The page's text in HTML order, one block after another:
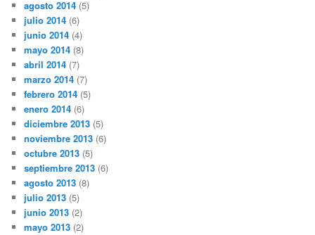
agosto 2014 (5)
julio 2014 (6)
junio 2014 (4)
mayo 2014 (8)
abril 2014 (7)
marzo 2014 (7)
febrero 2014 (5)
enero 2014 (6)
diciembre 2013 (5)
noviembre 2013 (6)
octubre 2013 (5)
septiembre 2013 (6)
agosto 2013 (8)
julio 2013 (5)
junio 2013 (2)
mayo 2013 (2)